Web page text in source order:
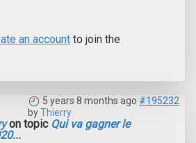
an account to join the
5 years 8 months ago #195232
byThierry
on topic Qui va gagner le